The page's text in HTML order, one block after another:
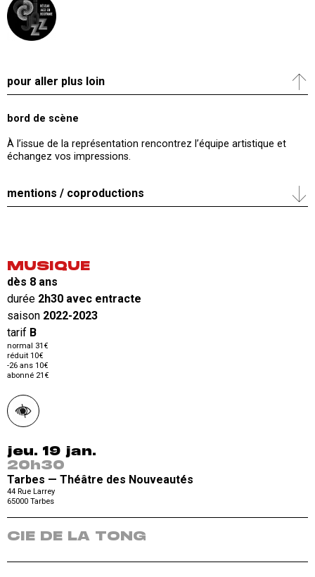
MUSIQUE
dès 8 ans
durée 2h30 avec entracte
saison 2022-2023
tarif B
normal 31€
réduit 10€
-26 ans 10€
abonné 21€
jeu. 19 jan.
20h30
Tarbes — Théâtre des Nouveautés
44 Rue Larrey
65000 Tarbes
CIE DE LA TONG
pour aller plus loin
bord de scène
À l’issue de la représentation rencontrez l’équipe artistique et
échangez vos impressions.
mentions / coproductions